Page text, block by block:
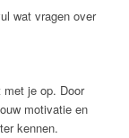
wat vragen over
je op. Door
motivatie en
kennen.